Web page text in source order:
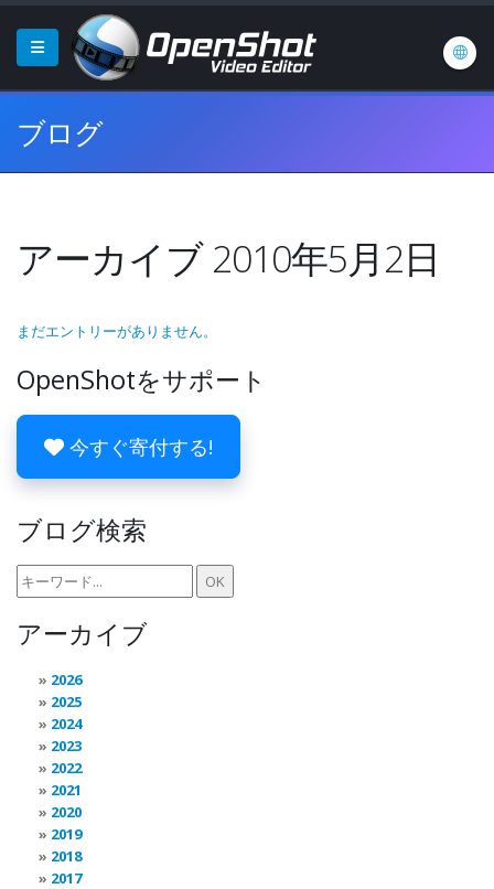
ブログ
アーカイブ 2010年5月2日
まだエントリーがありません。
OpenShotをサポート
今すぐ寄付する!
ブログ検索
アーカイブ
2026
2025
2024
2023
2022
2021
2020
2019
2018
2017